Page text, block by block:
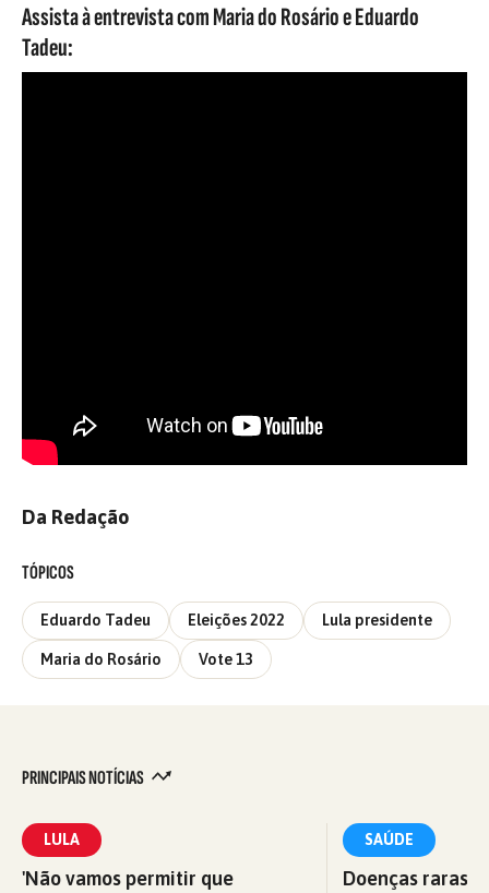
Assista à entrevista com Maria do Rosário e Eduardo
Tadeu:
Da Redação
TÓPICOS
Eduardo Tadeu Eleições 2022 Lula presidente
Maria do Rosário Vote 13
PRINCIPAIS NOTÍCIAS
LULA
'Não vamos permitir que
SAÚDE
Doenças raras: